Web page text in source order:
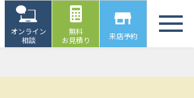
オンライン
相談
無料
お見積り
来店予約